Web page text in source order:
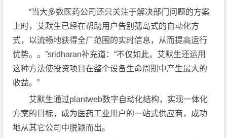
“当大多数医药公司还只关注于解决部门问题的方案
上时，艾默生已经在帮助用户告别孤岛式的自动化方
式，以流畅地获得全厂范围的实时信息，从而提高运行
优势。。”sridharan补充道：“不仅如此，艾默生还运用
这种方法使投资项目在整个设备生命周期中产生最大的
收益。”
艾默生通过plantweb数字自动化结构，实现一体化
方案的目标，成为医药工业用户的一站式供应商，成功
地从其它公司中脱颖而出。